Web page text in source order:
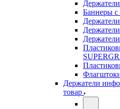
Баннеры с
Держатели
товар